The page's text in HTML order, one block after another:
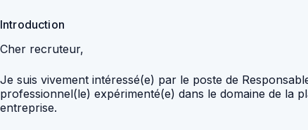
Introduction
Cher recruteur,
Je suis vivement intéressé(e) par le poste de
professionnel(le) expérimenté(e) dans le domaine de la
entreprise.